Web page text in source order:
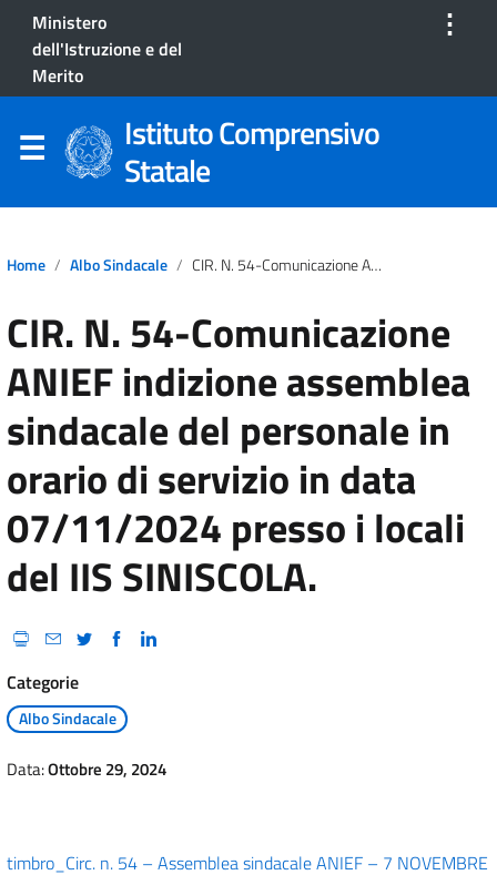
Ministero
dell'Istruzione e del
Merito
⋮
Istituto Comprensivo
Statale
Home Albo Sindacale CIR. N. 54-Comunicazione ANIEF Indizione Assemblea Sindacale Del Personale In Orario Di Servizio In Data 07/11/2024 Presso I Locali Del IIS SINISCOLA.
CIR. N. 54-Comunicazione
ANIEF indizione assemblea
sindacale del personale in
orario di servizio in data
07/11/2024 presso i locali
del IIS SINISCOLA.
Categorie
Albo Sindacale
Data:Ottobre 29, 2024
timbro_Circ. n. 54 – Assemblea sindacale ANIEF – 7 NOVEMBRE